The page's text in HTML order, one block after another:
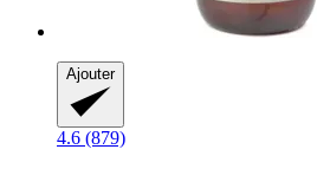
Ajouter
4.6 (879)